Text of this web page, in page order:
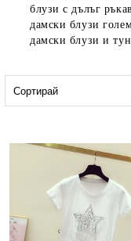
блузи с дълъг
дамски блузи
дамски блузи и